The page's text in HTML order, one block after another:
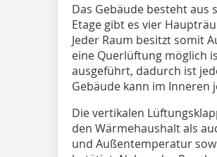
Das Gebäude besteht aus
Etage gibt es vier
Jeder Raum besitzt somit
eine Querlüftung möglich
ausgeführt, dadurch ist
Gebäude kann im Inneren
Die vertikalen
den Wärmehaushalt als
und Außentemperatur